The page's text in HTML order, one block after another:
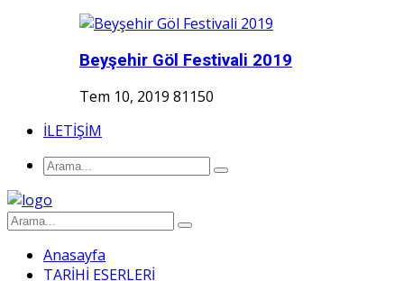
Beyşehir Göl Festivali 2019
Tem 10, 2019 81150
İLETİŞİM
Anasayfa
TARİHİ ESERLERİ